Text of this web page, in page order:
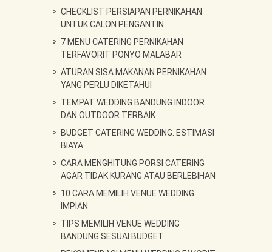
CHECKLIST PERSIAPAN PERNIKAHAN
UNTUK CALON PENGANTIN
7 MENU CATERING PERNIKAHAN
TERFAVORIT PONYO MALABAR
ATURAN SISA MAKANAN PERNIKAHAN
YANG PERLU DIKETAHUI
TEMPAT WEDDING BANDUNG INDOOR
DAN OUTDOOR TERBAIK
BUDGET CATERING WEDDING: ESTIMASI
BIAYA
CARA MENGHITUNG PORSI CATERING
AGAR TIDAK KURANG ATAU BERLEBIHAN
10 CARA MEMILIH VENUE WEDDING
IMPIAN
TIPS MEMILIH VENUE WEDDING
BANDUNG SESUAI BUDGET